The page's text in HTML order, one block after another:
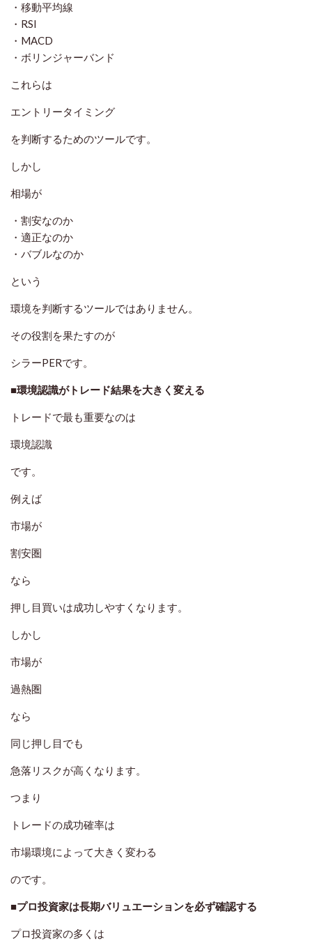
・移動平均線
・RSI
・MACD
・ボリンジャーバンド
これらは
エントリータイミング
を判断するためのツールです。
しかし
相場が
・割安なのか
・適正なのか
・バブルなのか
という
環境を判断するツールではありません。
その役割を果たすのが
シラーPERです。
■環境認識がトレード結果を大きく変える
トレードで最も重要なのは
環境認識
です。
例えば
市場が
割安圏
なら
押し目買いは成功しやすくなります。
しかし
市場が
過熱圏
なら
同じ押し目でも
急落リスクが高くなります。
つまり
トレードの成功確率は
市場環境によって大きく変わる
のです。
■プロ投資家は長期バリュエーションを必ず確認する
プロ投資家の多くは